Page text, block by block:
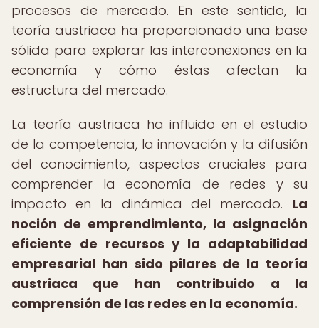
procesos de mercado. En este sentido, la
teoría austriaca ha proporcionado una base
sólida para explorar las interconexiones en la
economía y cómo éstas afectan la
estructura del mercado.
La teoría austriaca ha influido en el estudio
de la competencia, la innovación y la difusión
del conocimiento, aspectos cruciales para
comprender la economía de redes y su
impacto en la dinámica del mercado. La
noción de emprendimiento, la asignación
eficiente de recursos y la adaptabilidad
empresarial han sido pilares de la teoría
austriaca que han contribuido a la
comprensión de las redes en la economía.